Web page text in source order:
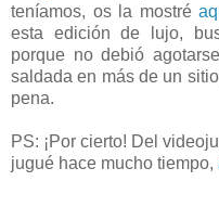
teníamos, os la mostré
esta edición de lujo,
porque no debió
saldada en más de un
pena.
PS: ¡Por cierto! Del
jugué hace mucho tiempo,